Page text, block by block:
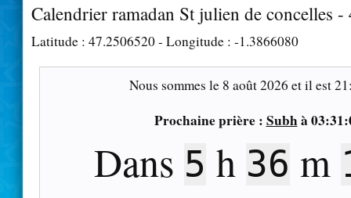
Calendrier ramadan St julien de concelles -
Latitude : 47.2506520- Longitude : -1.3866080
Nous sommes le 8 août 2026 et il est
Prochaine prière : Subhà
Dans 5 h 36 m